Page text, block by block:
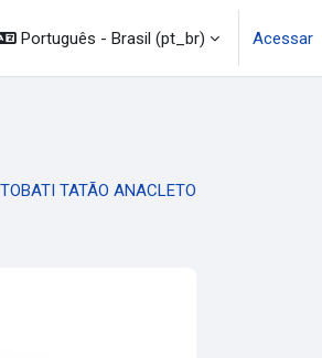
Português - Brasil ‎(pt_br)‎ Acessar
TATÃO ANACLETO